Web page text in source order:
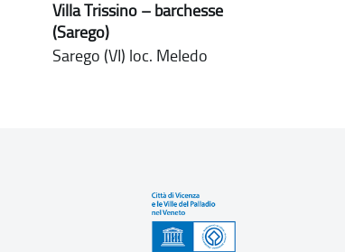
Villa Trissino – barchesse
(Sarego)
Sarego (VI) loc. Meledo